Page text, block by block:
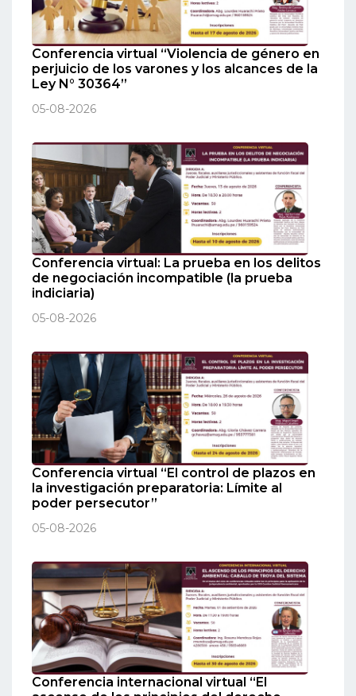
Conferencia virtual “Violencia de género en
perjuicio de los varones y los alcances de la
Ley N° 30364”
05-08-2026
Conferencia virtual: La prueba en los delitos
de negociación incompatible (la prueba
indiciaria)
05-08-2026
Conferencia virtual “El control de plazos en
la investigación preparatoria: Límite al
poder persecutor”
05-08-2026
Conferencia internacional virtual “El